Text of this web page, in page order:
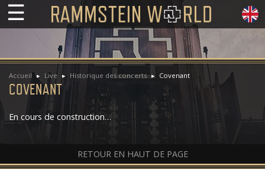
☰
Accueil Live Historique des concerts Covenant
COVENANT
En cours de construction…
RETOUR EN HAUT DE PAGE